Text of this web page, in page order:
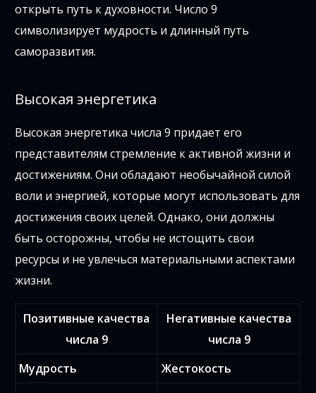
открыть путь к духовности. Число 9
символизирует мудрость и длинный путь
саморазвития.
Высокая энергетика
Высокая энергетика числа 9 придает его
представителям стремление к активной жизни и
достижениям. Они обладают необычайной силой
воли и энергией, которые могут использовать для
достижения своих целей. Однако, они должны
быть осторожны, чтобы не истощить свои
ресурсы и не увлечься материальными аспектами
жизни.
Позитивные качества
числа 9
Негативные качества
числа 9
Мудрость
Жестокость